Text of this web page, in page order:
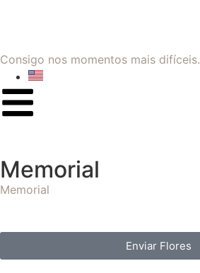
Consigo nos momentos mais difíceis.
Memorial
Memorial
Enviar Flores